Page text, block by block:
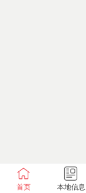
首页 本地信息